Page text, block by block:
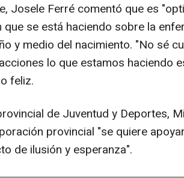
Josele Ferré comentó que es
que se está haciendo sobre la
y medio del nacimiento. "No sé
lo que estamos haciendo
feliz.
de Juventud y Deportes,
provincial "se quiere
de ilusión y esperanza".